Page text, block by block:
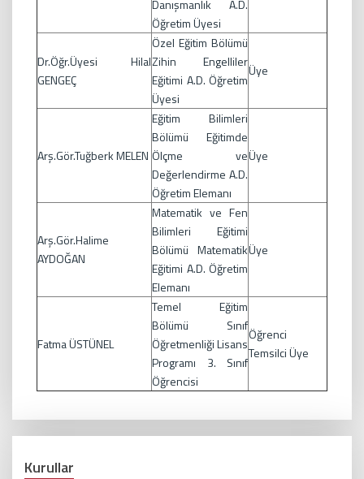
Danışmanlık A.D.
Öğretim Üyesi
Dr.Öğr.Üyesi Hilal
GENGEÇ
Özel Eğitim Bölümü
Zihin Engelliler
Eğitimi A.D. Öğretim
Üyesi
Üye
Arş.Gör.Tuğberk MELEN
Eğitim Bilimleri
Bölümü Eğitimde
Ölçme ve
Değerlendirme A.D.
Öğretim Elemanı
Üye
Arş.Gör.Halime
AYDOĞAN
Matematik ve Fen
Bilimleri Eğitimi
Bölümü Matematik
Eğitimi A.D. Öğretim
Elemanı
Üye
Fatma ÜSTÜNEL
Temel Eğitim
Bölümü Sınıf
Öğretmenliği Lisans
Programı 3. Sınıf
Öğrencisi
Öğrenci
Temsilci Üye
Kurullar